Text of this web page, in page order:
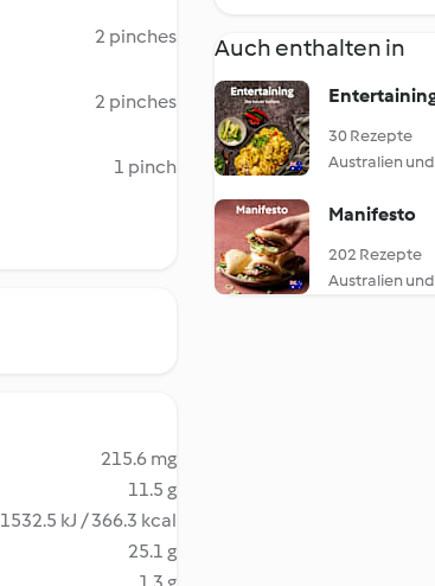
2 pinches
2 pinches
1 pinch
215.6 mg
11.5 g
1532.5 kJ / 366.3 kcal
25.1 g
Auch enthalten in
30 Rezepte
Australien
Manifesto
202 Rezepte
Australien